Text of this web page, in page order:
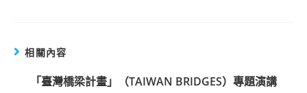
相關內容
「臺灣橋梁計畫」（TAIWAN BRIDGES）專題演講